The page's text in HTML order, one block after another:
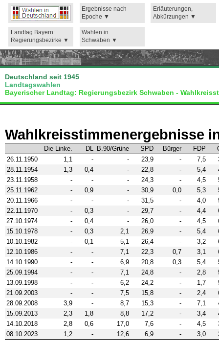
Ergebnisse nach
Epoche
Erläuterungen,
Abkürzungen
Landtag Bayern:
Regierungsbezirke
Wahlen in
Schwaben
Deutschland seit 1945
Landtagswahlen
Bayerischer Landtag: Regierungsbezirk Schwaben -
Wahlkreisstimmenergebnisse
Die Linke. DL B.90/Grüne SPD Bürger FDP
26.11.1950
1,1 - - 23,9 - 7,5
28.11.1954
1,3 0,4 - 22,8 - 5,4
23.11.1958
- - - 24,3 - 4,5
25.11.1962
- 0,9 - 30,9 0,0 5,3
20.11.1966
- - - 31,5 - 4,0
22.11.1970
- 0,3 - 29,7 - 4,4
27.10.1974
- 0,4 - 26,0 - 4,5
15.10.1978
- 0,3 2,1 26,9 - 5,4
10.10.1982
- 0,1 5,1 26,4 - 3,2
12.10.1986
- - 7,1 22,3 0,7 3,1
14.10.1990
- - 6,9 20,8 0,3 5,4
25.09.1994
- - 7,1 24,8 - 2,8
13.09.1998
- - 6,2 24,2 - 1,7
21.09.2003
- - 7,5 15,8 - 2,4
28.09.2008
3,9 - 8,7 15,3 - 7,1
15.09.2013
2,3 1,8 8,8 17,2 - 3,4
14.10.2018
2,8 0,6 17,0 7,6 - 4,5
08.10.2023
1,2 - 12,6 6,9 - 3,0